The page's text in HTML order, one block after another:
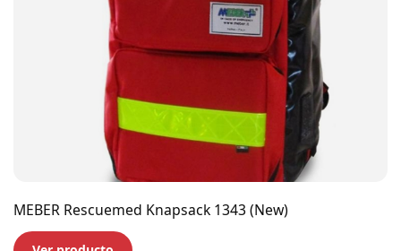
MEBER Rescuemed Knapsack 1343 (New)